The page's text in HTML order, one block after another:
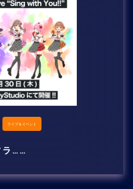
ライブ＆イベント
……